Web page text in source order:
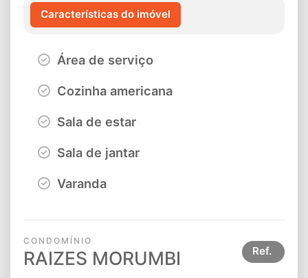
Características do imóvel
Área de serviço
Cozinha americana
Sala de estar
Sala de jantar
Varanda
CONDOMÍNIO
RAIZES MORUMBI Ref.